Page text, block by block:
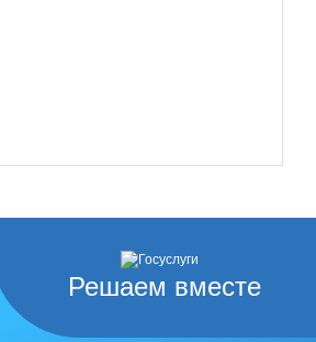
Решаем вместе